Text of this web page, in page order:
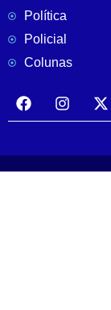
Política
Policial
Colunas